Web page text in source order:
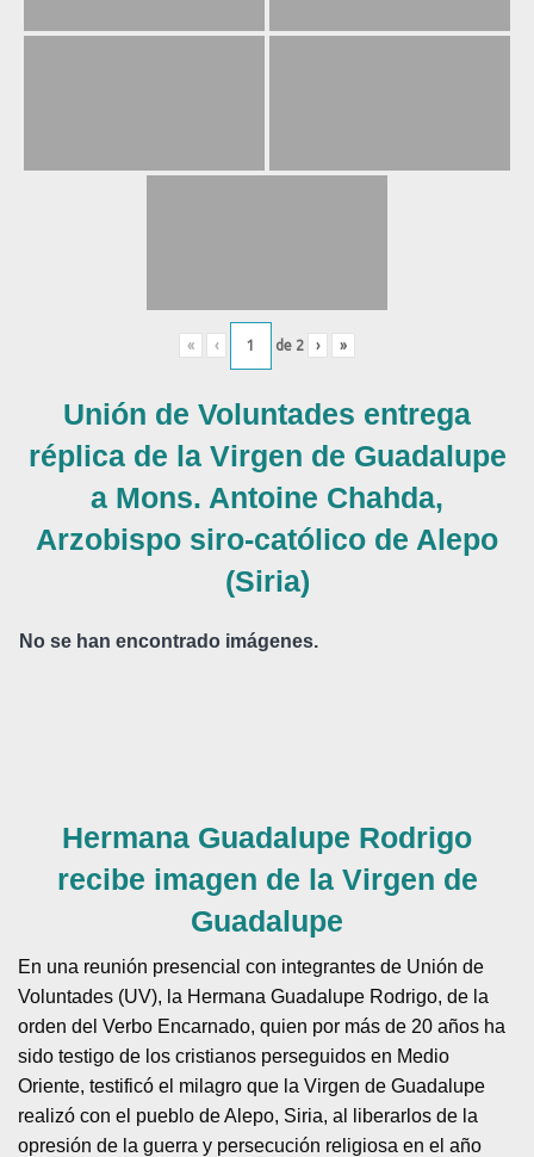
« ‹ de 2 › »
Unión de Voluntades entrega
réplica de la Virgen de Guadalupe
a Mons. Antoine Chahda,
Arzobispo siro-católico de Alepo
(Siria)
No se han encontrado imágenes.
Hermana Guadalupe Rodrigo
recibe imagen de la Virgen de
Guadalupe
En una reunión presencial con integrantes de Unión de
Voluntades (UV), la Hermana Guadalupe Rodrigo, de la
orden del Verbo Encarnado, quien por más de 20 años ha
sido testigo de los cristianos perseguidos en Medio
Oriente, testificó el milagro que la Virgen de Guadalupe
realizó con el pueblo de Alepo, Siria, al liberarlos de la
opresión de la guerra y persecución religiosa en el año